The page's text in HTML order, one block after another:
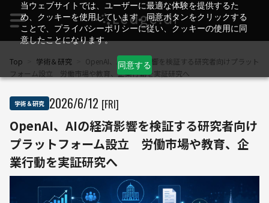
当ウェブサイトでは、ユーザーに最適な体験を提供するた
め、クッキーを使用しています。同意ボタンをクリックする
ことで、プライバシーポリシーに従い、クッキーの使用に同
意したことになります。
同意する
Top 学術＆研究
OpenAI、AIの経済影響を検証する研究者向けプラット
フォーム設立 労働市場や教育、企業行動を実証研究へ
学術＆研究 2026/6/12 [FRI]
OpenAI、AIの経済影響を検証する研究者向け
プラットフォーム設立 労働市場や教育、企
業行動を実証研究へ